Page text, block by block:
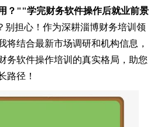
？""学完财务软件操作后就业前景
别担心！作为深耕淄博财务培训领
将结合最新市场调研和机构信息，
务软件操作培训的真实格局，助您
路径！